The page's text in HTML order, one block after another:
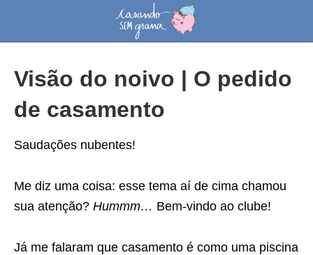
Visão do noivo | O pedido
de casamento
Saudações nubentes!
Me diz uma coisa: esse tema aí de cima chamou
sua atenção? Hummm… Bem-vindo ao clube!
Já me falaram que casamento é como uma piscina